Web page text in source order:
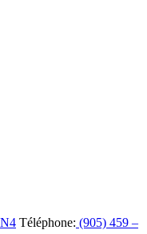
Téléphone: (905) 459 –